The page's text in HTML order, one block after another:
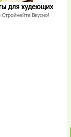
для худеющих
Вкусно!